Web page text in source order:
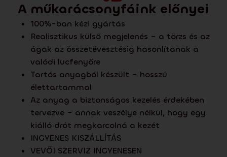
A műkarácsonyfáink előnyei
100%-ban kézi gyártás
Realisztikus külső megjelenés – a törzs és az
ágak az összetévesztésig hasonlítanak a
valódi lucfenyőre
Tartós anyagból készült – hosszú
élettartammal
Az anyag a biztonságos kezelés érdekében
tervezve – annak veszélye nélkül, hogy egy
kiálló drót megkarcolná a kezét
INGYENES KISZÁLLÍTÁS
VEVŐI SZERVIZ INGYENESEN